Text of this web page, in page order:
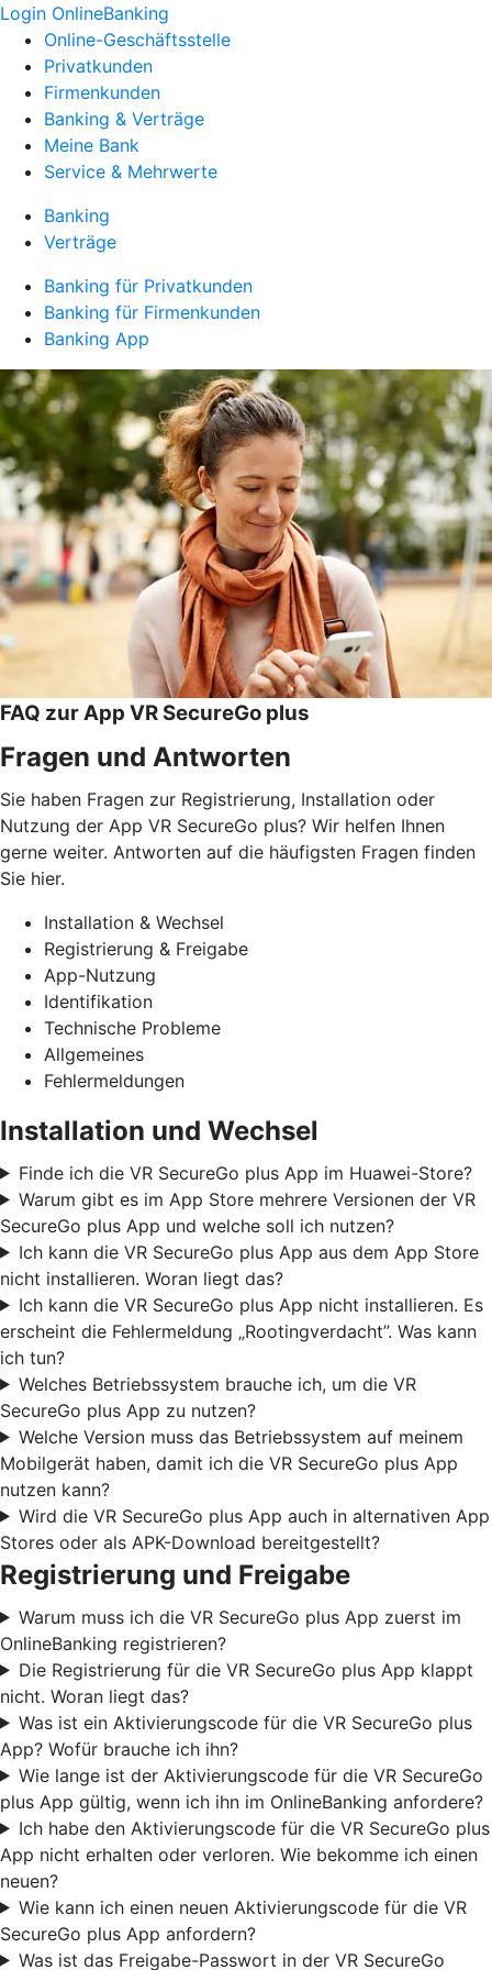
Login OnlineBanking
Online-Geschäftsstelle
Privatkunden
Firmenkunden
Banking & Verträge
Meine Bank
Service & Mehrwerte
Banking
Verträge
Banking für Privatkunden
Banking für Firmenkunden
Banking App
FAQ zur App VR SecureGo plus
Fragen und Antworten
Sie haben Fragen zur Registrierung, Installation oder
Nutzung der App VR SecureGo plus? Wir helfen Ihnen
gerne weiter. Antworten auf die häufigsten Fragen finden
Sie hier.
Installation & Wechsel
Registrierung & Freigabe
App-Nutzung
Identifikation
Technische Probleme
Allgemeines
Fehlermeldungen
Installation und Wechsel
Finde ich die VR SecureGo plus App im Huawei-Store?
Warum gibt es im App Store mehrere Versionen der VR
SecureGo plus App und welche soll ich nutzen?
Ich kann die VR SecureGo plus App aus dem App Store
nicht installieren. Woran liegt das?
Ich kann die VR SecureGo plus App nicht installieren. Es
erscheint die Fehlermeldung „Rootingverdacht”. Was kann
ich tun?
Welches Betriebssystem brauche ich, um die VR
SecureGo plus App zu nutzen?
Welche Version muss das Betriebssystem auf meinem
Mobilgerät haben, damit ich die VR SecureGo plus App
nutzen kann?
Wird die VR SecureGo plus App auch in alternativen App
Stores oder als APK-Download bereitgestellt?
Registrierung und Freigabe
Warum muss ich die VR SecureGo plus App zuerst im
OnlineBanking registrieren?
Die Registrierung für die VR SecureGo plus App klappt
nicht. Woran liegt das?
Was ist ein Aktivierungscode für die VR SecureGo plus
App? Wofür brauche ich ihn?
Wie lange ist der Aktivierungscode für die VR SecureGo
plus App gültig, wenn ich ihn im OnlineBanking anfordere?
Ich habe den Aktivierungscode für die VR SecureGo plus
App nicht erhalten oder verloren. Wie bekomme ich einen
neuen?
Wie kann ich einen neuen Aktivierungscode für die VR
SecureGo plus App anfordern?
Was ist das Freigabe-Passwort in der VR SecureGo